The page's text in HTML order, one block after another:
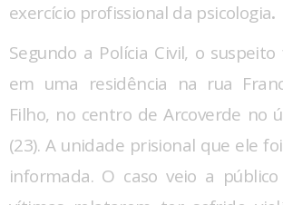
exercício profissional da psicologia.
Segundo a Polícia Civil, o
em uma residência na rua
Filho, no centro de Arcoverde no
(23). A unidade prisional que ele
informada. O caso veio a